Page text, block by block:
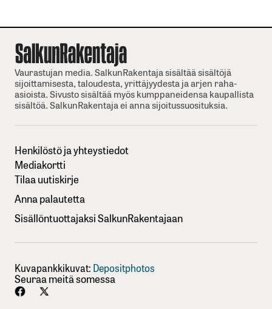
Vaurastujan media. SalkunRakentaja sisältää sisältöjä
sijoittamisesta, taloudesta, yrittäjyydesta ja arjen raha-
asioista. Sivusto sisältää myös kumppaneidensa kaupallista
sisältöä. SalkunRakentaja ei anna sijoitussuosituksia.
Henkilöstö ja yhteystiedot
Mediakortti
Tilaa uutiskirje
Anna palautetta
Sisällöntuottajaksi SalkunRakentajaan
Kuvapankkikuvat: Depositphotos
Seuraa meitä somessa